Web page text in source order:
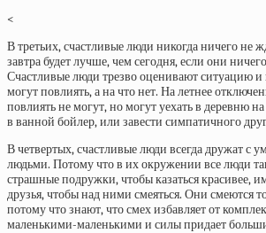
<
В третьих, счастливые люди никогда ничего не
завтра будет лучше, чем сегодня, если они
Счастливые люди трезво оценивают ситуацию
могут повлиять, а на что нет. На летнее
повлиять не могут, но могут уехать в деревню
в ванной бойлер, или завести симпатичного
В четвертых, счастливые люди всегда дружат с
людьми. Потому что в их окружении все люди
страшные подружки, чтобы казаться красивее,
друзья, чтобы над ними смеяться. Они смеются
потому что знают, что смех избавляет от
маленькими-маленькими и силы придает